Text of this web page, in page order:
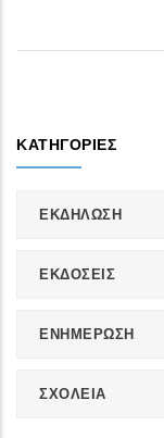
ΚΑΤΗΓΟΡΊΕΣ
ΕΚΔΗΛΩΣΗ
ΕΚΔΟΣΕΙΣ
ΕΝΗΜΕΡΩΣΗ
ΣΧΟΛΕΙΑ